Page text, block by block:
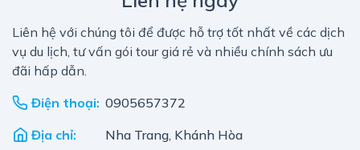
Liên hệ với chúng tôi để được hỗ trợ tốt nhất về các dịch
vụ du lịch, tư vấn gói tour giá rẻ và nhiều chính sách ưu
đãi hấp dẫn.
Điện thoại: 0905657372
Địa chỉ:
Nha Trang, Khánh Hòa